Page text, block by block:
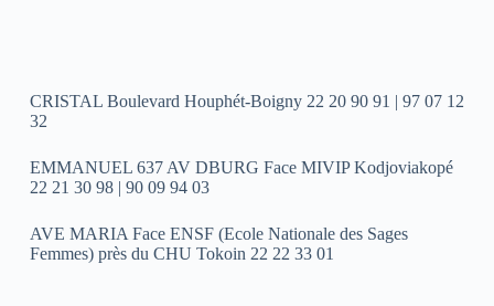
CRISTAL Boulevard Houphét-Boigny 22 20 90 91 | 97 07 12
32
EMMANUEL 637 AV DBURG Face MIVIP Kodjoviakopé
22 21 30 98 | 90 09 94 03
AVE MARIA Face ENSF (Ecole Nationale des Sages
Femmes) près du CHU Tokoin 22 22 33 01